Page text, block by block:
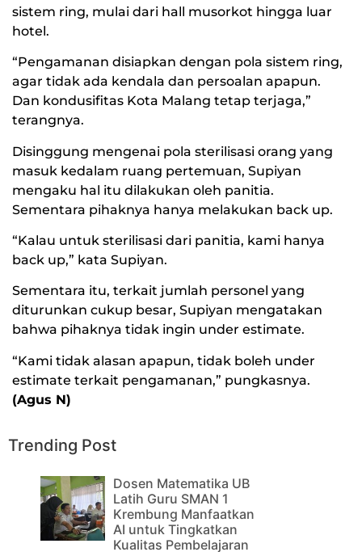
sistem ring, mulai dari hall musorkot hingga luar
hotel.
“Pengamanan disiapkan dengan pola sistem ring,
agar tidak ada kendala dan persoalan apapun.
Dan kondusifitas Kota Malang tetap terjaga,”
terangnya.
Disinggung mengenai pola sterilisasi orang yang
masuk kedalam ruang pertemuan, Supiyan
mengaku hal itu dilakukan oleh panitia.
Sementara pihaknya hanya melakukan back up.
“Kalau untuk sterilisasi dari panitia, kami hanya
back up,” kata Supiyan.
Sementara itu, terkait jumlah personel yang
diturunkan cukup besar, Supiyan mengatakan
bahwa pihaknya tidak ingin under estimate.
“Kami tidak alasan apapun, tidak boleh under
estimate terkait pengamanan,” pungkasnya.
(Agus N)
Trending Post
Dosen Matematika UB
Latih Guru SMAN 1
Krembung Manfaatkan
AI untuk Tingkatkan
Kualitas Pembelajaran